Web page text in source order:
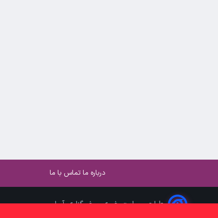
درباره ماتماس با ما
طراحی سایت خبری و خبرگزاری آسام